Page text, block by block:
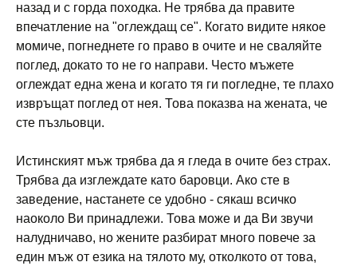
назад и с горда походка. Не трябва да правите
впечатление на "оглеждащ се". Когато видите някое
момиче, погнеднете го право в очите и не сваляйте
поглед, докато то не го направи. Често мъжете
оглеждат една жена и когато тя ги погледне, те плахо
извръщат поглед от нея. Това показва на жената, че
сте пъзльовци.
Истинският мъж трябва да я гледа в очите без страх.
Трябва да изглеждате като баровци. Ако сте в
заведение, настанете се удобно - сякаш всичко
наоколо Ви принадлежи. Това може и да Ви звучи
налудничаво, но жените разбират много повече за
един мъж от езика на тялото му, отколкото от това,